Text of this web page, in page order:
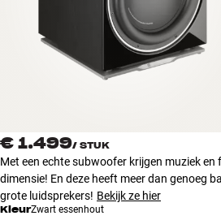
Accessoires
INSPIRATIE
NIEUW
AANBIEDINGEN
€ 1.499/ STUK
Met een echte subwoofer krijgen muziek en
dimensie! En deze heeft meer dan genoeg
grote luidsprekers! Bekijk ze hier
KleurZwart essenhout